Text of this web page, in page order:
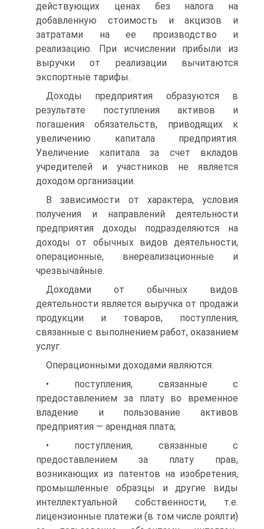
дейст­вующих ценах без налога на
добавленную стоимость и акцизов и
затратами на ее производство и
реализацию. При исчислении при­были из
выручки от реализации вычитаются
экспортные тарифы.
Доходы предприятия образуются в
результате поступления акти­вов и
погашения обязательств, приводящих к
увеличению капитала предприятия.
Увеличение капитала за счет вкладов
учредителей и участников не является
доходом организации.
В зависимости от характера, условия
получения и направлений деятельности
предприятия доходы подразделяются на
доходы от обычных видов деятельности,
операционные, внереализационные и
чрезвычайные.
Доходами от обычных видов
деятельности является выручка от продажи
продукции и товаров, поступления,
связанные с выполне­нием работ, оказанием
услуг.
Операционными доходами являются:
• поступления, связанные с
предоставлением за плату во времен­ное
владение и пользование активов
предприятия — арендная плата;
• поступления, связанные с
предоставлением за плату прав,
возникающих из патентов на изобретения,
промышленные образцы и другие виды
интеллектуальной собственности, т.е.
лицензионные платежи (в том числе роялти)